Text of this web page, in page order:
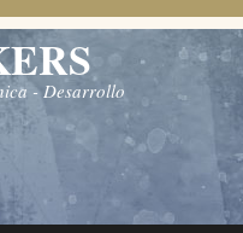
- Desarrollo